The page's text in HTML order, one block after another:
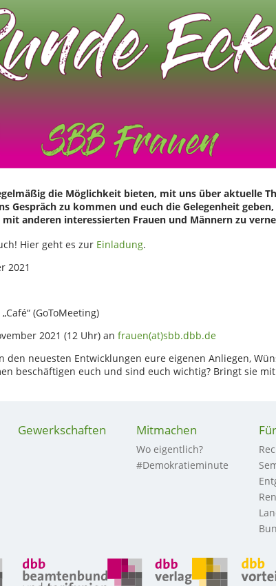
die Möglichkeit bieten, mit uns über aktuelle
Gespräch zu kommen und euch die Gelegenheit
anderen interessierten Frauen und Männern zu
Hier geht es zur Einladung.
2021
(GoToMeeting)
2021 (12 Uhr) an frauen(at)sbb.dbb.de
den neuesten Entwicklungen eure eigenen Anliegen,
beschäftigen euch und sind euch wichtig? Bringt sie
Gewerkschaften Mitmachen
Wo eigentlich?
#Demokratieminute